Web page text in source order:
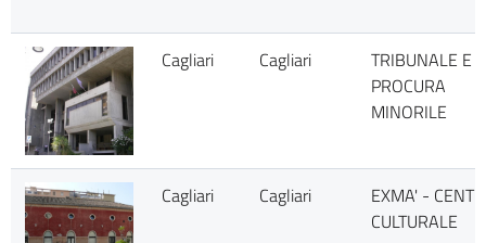
Cagliari Cagliari
TRIBUNALE E
PROCURA
MINORILE
Cagliari Cagliari
EXMA' -
CULTURALE